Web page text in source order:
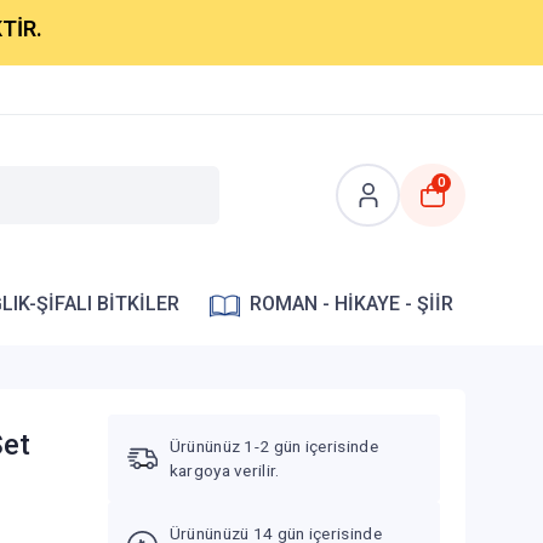
0
ŞİFALI BİTKİLER ROMAN - HİKAYE - ŞİİR
Ürününüz 1-2 gün içerisinde
kargoya verilir.
Ürününüzü 14 gün içerisinde